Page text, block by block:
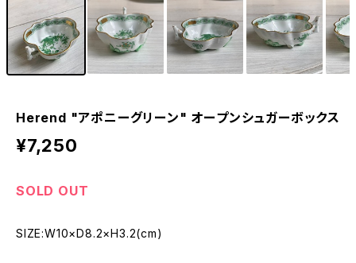
Herend "アポニーグリーン" オープンシュガーボックス
¥7,250
SOLD OUT
SIZE:W10×D8.2×H3.2(cm)